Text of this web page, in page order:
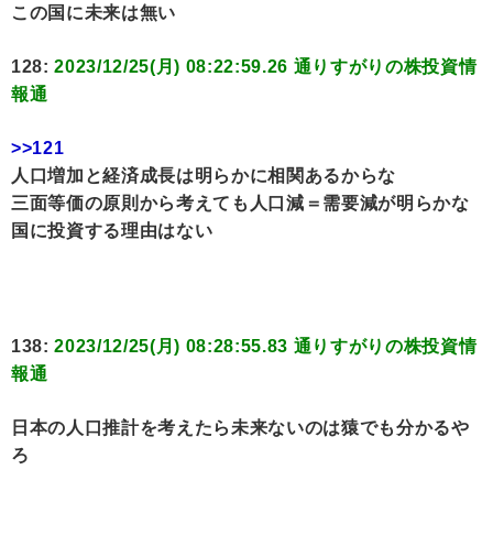
この国に未来は無い
128:2023/12/25(月) 08:22:59.26 通りすがりの株投資情
報通
>>121
人口増加と経済成長は明らかに相関あるからな
三面等価の原則から考えても人口減＝需要減が明らかな
国に投資する理由はない
138:2023/12/25(月) 08:28:55.83 通りすがりの株投資情
報通
日本の人口推計を考えたら未来ないのは猿でも分かるや
ろ